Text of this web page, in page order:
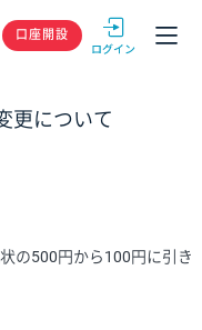
GMOクリック
口座開設
更について
の500円から100円に引き